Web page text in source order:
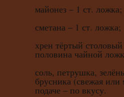
майонез – 1 ст. ложка;
сметана – 1 ст. ложка;
хрен тёртый
половина чайной
соль, петрушка,
брусника (свежая
подаче – по вкусу.